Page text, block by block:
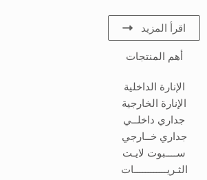
اقرأ المزيد
أهم المنتجات
الإنارة الداخلية
الإنارة الخارجية
جداري داخلــي
جداري خــارجي
ســــبوت لايـت
الثـريــــــــــــات